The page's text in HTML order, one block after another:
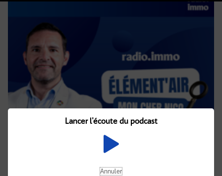
Lancer l'écoute du podcast
Annuler